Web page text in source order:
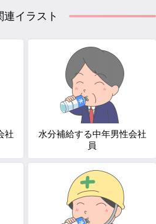
連イラスト
社
水分補給する中年男性会社
員